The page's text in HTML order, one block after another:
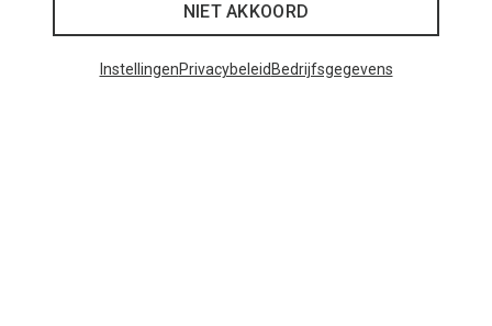
NIET AKKOORD
InstellingenPrivacybeleid Bedrijfsgegevens